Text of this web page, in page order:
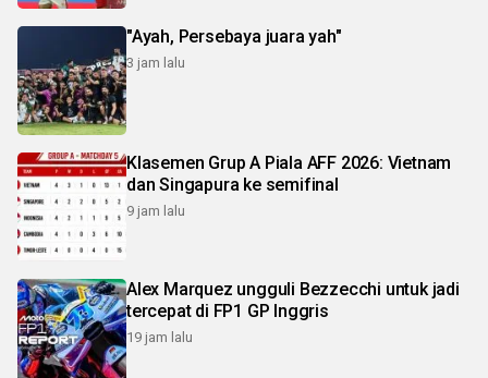
"Ayah, Persebaya juara yah"
3 jam lalu
Klasemen Grup A Piala AFF 2026: Vietnam
dan Singapura ke semifinal
9 jam lalu
Alex Marquez ungguli Bezzecchi untuk jadi
tercepat di FP1 GP Inggris
19 jam lalu